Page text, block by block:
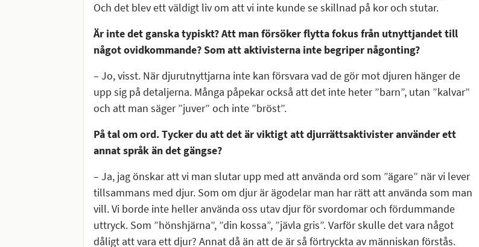
Och det blev ett väldigt liv om att vi inte kunde se skillnad på kor och stutar.
Är inte det ganska typiskt? Att man försöker flytta fokus från utnyttjandet till
något ovidkommande? Som att aktivisterna inte begriper någonting?
– Jo, visst. När djurutnyttjarna inte kan försvara vad de gör mot djuren hänger de
upp sig på detaljerna. Många påpekar också att det inte heter ”barn”, utan ”kalvar”
och att man säger ”juver” och inte ”bröst”.
På tal om ord. Tycker du att det är viktigt att djurrättsaktivister använder ett
annat språk än det gängse?
– Ja, jag önskar att vi man slutar upp med att använda ord som ”ägare” när vi lever
tillsammans med djur. Som om djur är ägodelar man har rätt att använda som man
vill. Vi borde inte heller använda oss utav djur för svordomar och fördummande
uttryck. Som ”hönshjärna”, ”din kossa”, ”jävla gris”. Varför skulle det vara något
dåligt att vara ett djur? Annat då än att de är så förtryckta av människan förstås.